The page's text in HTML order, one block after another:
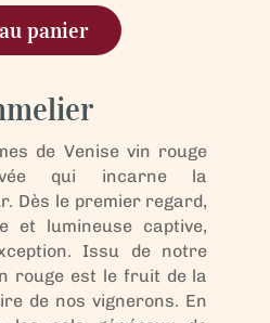
panier
de Venise vin rouge
qui incarne la
Dès le premier regard,
et lumineuse captive,
Issu de notre
rouge est le fruit de la
de nos vignerons. En